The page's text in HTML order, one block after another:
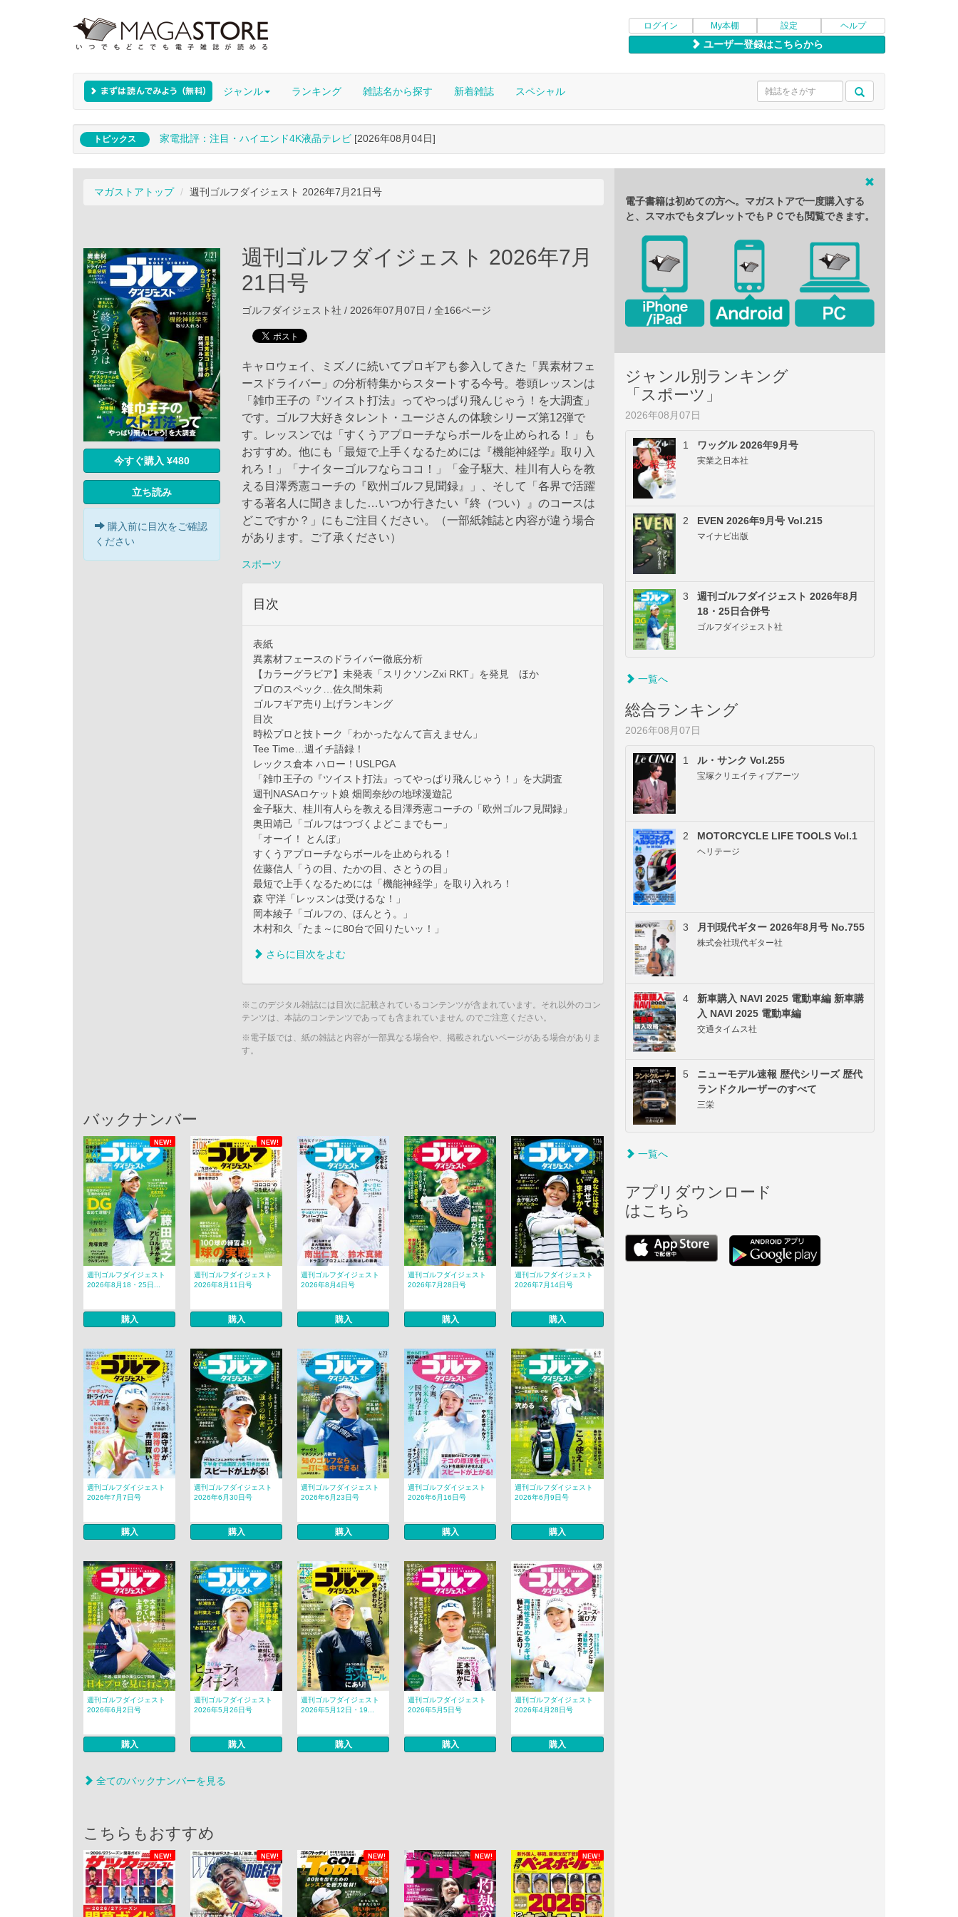
ログイン My本棚 設定 ヘルプ
ユーザー登録はこちらから
ジャンル ランキング 雑誌名から探す 新着雑誌 スペシャル
トピックス 家電批評：注目・ハイエンド4K液晶テレビ [2026年08月04日]
マガストアトップ 週刊ゴルフダイジェスト 2026年7月21日号
今すぐ購入 ¥480
立ち読み
購入前に目次をご確認
ください
週刊ゴルフダイジェスト 2026年7月
21日号
ゴルフダイジェスト社 / 2026年07月07日 / 全166ページ
キャロウェイ、ミズノに続いてプロギアも参入してきた「異素材フェ
ースドライバー」の分析特集からスタートする今号。巻頭レッスンは
「雑巾王子の『ツイスト打法』ってやっぱり飛んじゃう！を大調査」
です。ゴルフ大好きタレント・ユージさんの体験シリーズ第12弾で
す。レッスンでは「すくうアプローチならボールを止められる！」も
おすすめ。他にも「最短で上手くなるためには『機能神経学』取り入
れろ！」「ナイターゴルフならココ！」「金子駆大、桂川有人らを教
える目澤秀憲コーチの『欧州ゴルフ見聞録』」、そして「各界で活躍
する著名人に聞きました…いつか行きたい『終（つい）』のコースは
どこですか？」にもご注目ください。（一部紙雑誌と内容が違う場合
があります。ご了承ください）
スポーツ
目次
表紙
異素材フェースのドライバー徹底分析
【カラーグラビア】未発表「スリクソンZxi RKT」を発見 ほか
プロのスペック…佐久間朱莉
ゴルフギア売り上げランキング
目次
時松プロと技トーク「わかったなんて言えません」
Tee Time…週イチ語録！
レックス倉本 ハロー！USLPGA
「雑巾王子の『ツイスト打法』ってやっぱり飛んじゃう！」を大調査
週刊NASAロケット娘 畑岡奈紗の地球漫遊記
金子駆大、桂川有人らを教える目澤秀憲コーチの「欧州ゴルフ見聞録」
奥田靖己「ゴルフはつづくよどこまでもー」
「オーイ！ とんぼ」
すくうアプローチならボールを止められる！
佐藤信人「うの目、たかの目、さとうの目」
最短で上手くなるためには「機能神経学」を取り入れろ！
森 守洋「レッスンは受けるな！」
岡本綾子「ゴルフの、ほんとう。」
木村和久「たま～に80台で回りたいッ！」
さらに目次をよむ
※このデジタル雑誌には目次に記載されているコンテンツが含まれています。それ以外のコン
テンツは、本誌のコンテンツであっても含まれていません のでご注意ください。
※電子版では、紙の雑誌と内容が一部異なる場合や、掲載されないページがある場合がありま
す。
バックナンバー
NEW! NEW!
週刊ゴルフダイジェスト
2026年8月18・25日...
購入
週刊ゴルフダイジェスト
2026年8月11日号
購入
週刊ゴルフダイジェスト
2026年8月4日号
購入
週刊ゴルフダイジェスト
2026年7月28日号
購入
週刊ゴルフダイジェスト
2026年7月14日号
購入
週刊ゴルフダイジェスト
2026年7月7日号
購入
週刊ゴルフダイジェスト
2026年6月30日号
購入
週刊ゴルフダイジェスト
2026年6月23日号
購入
週刊ゴルフダイジェスト
2026年6月16日号
購入
週刊ゴルフダイジェスト
2026年6月9日号
購入
週刊ゴルフダイジェスト
2026年6月2日号
購入
週刊ゴルフダイジェスト
2026年5月26日号
購入
週刊ゴルフダイジェスト
2026年5月12日・19...
購入
週刊ゴルフダイジェスト
2026年5月5日号
購入
週刊ゴルフダイジェスト
2026年4月28日号
購入
全てのバックナンバーを見る
こちらもおすすめ
NEW! NEW! NEW! NEW! NEW!
電子書籍は初めての方へ。マガストアで一度購入する
と、スマホでもタブレットでもＰＣでも閲覧できます。
ジャンル別ランキング
「スポーツ」
2026年08月07日
1 ワッグル 2026年9月号
実業之日本社
2 EVEN 2026年9月号 Vol.215
マイナビ出版
3
週刊ゴルフダイジェスト 2026年8月
18・25日合併号
ゴルフダイジェスト社
一覧へ
総合ランキング
2026年08月07日
1 ル・サンク Vol.255
宝塚クリエイティブアーツ
2 MOTORCYCLE LIFE TOOLS Vol.1
ヘリテージ
3 月刊現代ギター 2026年8月号 No.755
株式会社現代ギター社
4
新車購入 NAVI 2025 電動車編 新車購
入 NAVI 2025 電動車編
交通タイムス社
5
ニューモデル速報 歴代シリーズ 歴代
ランドクルーザーのすべて
三栄
一覧へ
アプリダウンロード
はこちら